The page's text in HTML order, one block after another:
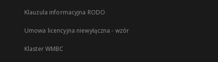
Klauzula informacyjna RODO
Umowa licencyjna niewyłączna - wzór
Klaster WMBC